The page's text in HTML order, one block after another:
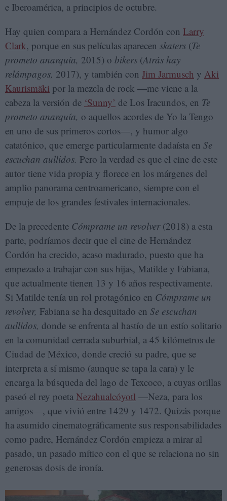
e Iberoamérica, a principios de octubre.
Hay quien compara a Hernández Cordón con Larry
Clark, porque en sus películas aparecen skaters (Te
prometo anarquía, 2015) o bikers (Atrás hay
relámpagos, 2017), y también con Jim Jarmusch y Aki
Kaurismäki por la mezcla de rock —me viene a la
cabeza la versión de ‘Sunny’ de Los Iracundos, en Te
prometo anarquía, o aquellos acordes de Yo la Tengo
en uno de sus primeros cortos—, y humor algo
catatónico, que emerge particularmente dadaísta en Se
escuchan aullidos. Pero la verdad es que el cine de este
autor tiene vida propia y florece en los márgenes del
amplio panorama centroamericano, siempre con el
empuje de los grandes festivales internacionales.
De la precedente Cómprame un revolver(2018) a esta
parte, podríamos decir que el cine de Hernández
Cordón ha crecido, acaso madurado, puesto que ha
empezado a trabajar con sus hijas, Matilde y Fabiana,
que actualmente tienen 13 y 16 años respectivamente.
Si Matilde tenía un rol protagónico en Cómprame un
revolver, Fabiana se ha desquitado en Se escuchan
aullidos, donde se enfrenta al hastío de un estío solitario
en la comunidad cerrada suburbial, a 45 kilómetros de
Ciudad de México, donde creció su padre, que se
interpreta a sí mismo (aunque se tapa la cara) y le
encarga la búsqueda del lago de Texcoco, a cuyas orillas
paseó el rey poeta Nezahualcóyotl —Neza, para los
amigos—, que vivió entre 1429 y 1472. Quizás porque
ha asumido cinematográficamente sus responsabilidades
como padre, Hernández Cordón empieza a mirar al
pasado, un pasado mítico con el que se relaciona no sin
generosas dosis de ironía.